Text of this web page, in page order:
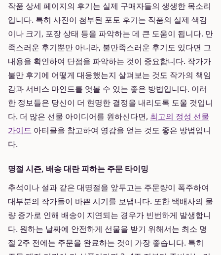
작품 상세 페이지의 후기는 실제 구매자들의 생생한 목소리
입니다. 특히 사진이 첨부된 포토 후기는 작품의 실제 색감
이나 크기, 포장 상태 등을 파악하는 데 큰 도움이 됩니다. 만
족스러운 후기뿐만 아니라, 불만족스러운 후기도 있다면 그
내용을 확인하여 단점을 파악하는 것이 중요합니다. 작가가
불만 후기에 어떻게 대응했는지 살펴보는 것도 작가의 책임
감과 서비스 마인드를 엿볼 수 있는 좋은 방법입니다. 이러
한 정보들은 당신이 더 현명한 결정을 내리도록 도울 것입니
다. 더 많은 선물 아이디어를 원하신다면, 최고의 정성 선물
가이드 아티클을 참고하여 영감을 얻는 것도 좋은 방법입니
다.
명절 시즌, 배송 대란 피하는 주문 타이밍
추석이나 설과 같은 대명절을 앞두고는 주문량이 폭주하여
대부분의 작가들이 바쁜 시기를 보냅니다. 또한 택배사의 물
량 증가로 인해 배송이 지연되는 경우가 빈번하게 발생합니
다. 원하는 날짜에 안전하게 선물을 받기 위해서는 최소 명
절 2주 전에는 주문을 완료하는 것이 가장 좋습니다. 특히